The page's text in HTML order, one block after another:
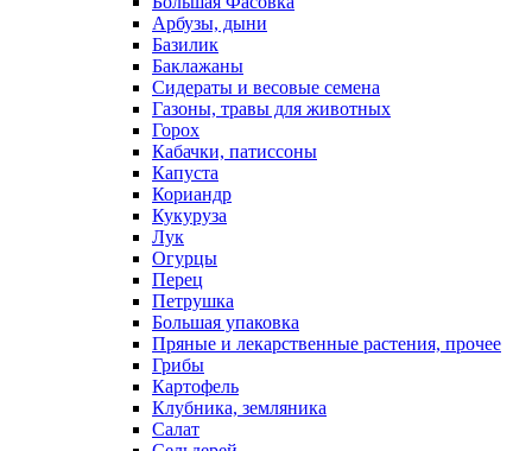
Арбузы, дыни
Базилик
Баклажаны
Сидераты и весовые семена
Газоны, травы для животных
Горох
Кабачки, патиссоны
Капуста
Кориандр
Кукуруза
Лук
Огурцы
Перец
Петрушка
Большая упаковка
Пряные и лекарственные растения, прочее
Грибы
Картофель
Клубника, земляника
Салат